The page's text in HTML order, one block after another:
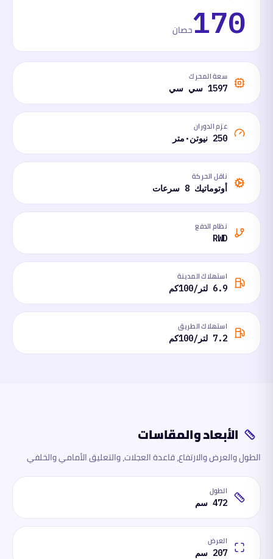
170حصان
سعة المحرك
1597 سي سي
عزم الدوران
250 نيوتن·متر
ناقل الحركة
أوتوماتيك 8 سرعات
نظام الدفع
RWD
استهلاك المدينة
6.9 لتر/100كم
استهلاك الطريق
7.2 لتر/100كم
الأبعاد والمقاسات
الطول والعرض والارتفاع، قاعدة العجلات، والتعليق الأمامي والخلفي
الطول
472 سم
العرض
207 سم